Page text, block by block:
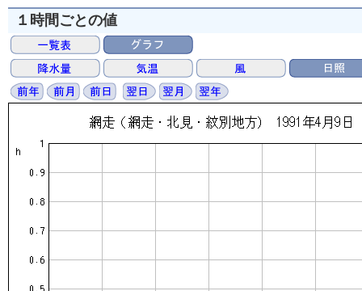
１時間ごとの値